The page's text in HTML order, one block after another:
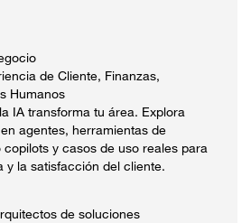
de Cliente, Finanzas,
Humanos
IA transforma tu área. Explora
agentes, herramientas de
y casos de uso reales para
y la satisfacción del cliente.
de soluciones